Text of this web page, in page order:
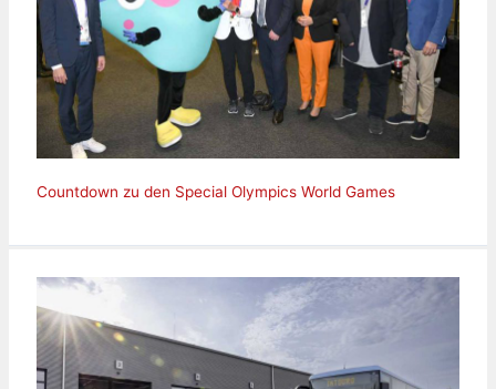
Countdown zu den Special Olympics World Games